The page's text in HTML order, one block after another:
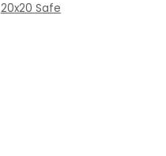
20x20 Safe